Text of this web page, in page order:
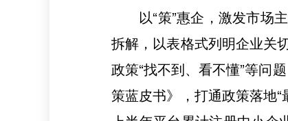
以“策”惠企，激发市场
拆解，以表格式列明企业关
政策“找不到、看不懂”等问
策蓝皮书》，打通政策落地